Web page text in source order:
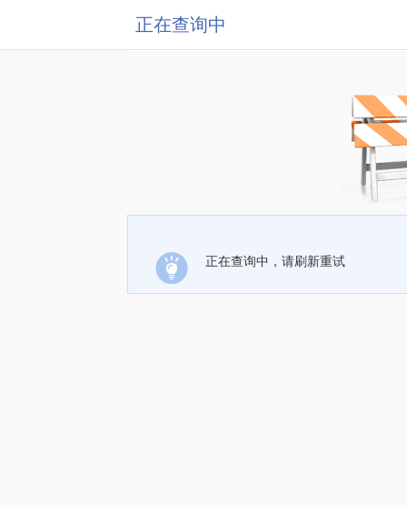
正在查询中
正在查询中，请刷新重试